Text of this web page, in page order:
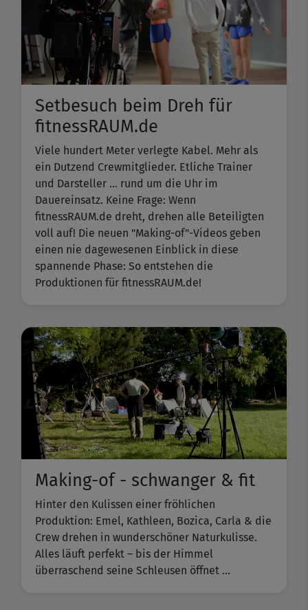
Setbesuch beim Dreh für
fitnessRAUM.de
Viele hundert Meter verlegte Kabel. Mehr als
ein Dutzend Crewmitglieder. Etliche Trainer
und Darsteller ... rund um die Uhr im
Dauereinsatz. Keine Frage: Wenn
fitnessRAUM.de dreht, drehen alle Beteiligten
voll auf! Die neuen "Making-of"-Videos geben
einen nie dagewesenen Einblick in diese
spannende Phase: So entstehen die
Produktionen für fitnessRAUM.de!
Making-of - schwanger & fit
Hinter den Kulissen einer fröhlichen
Produktion: Emel, Kathleen, Bozica, Carla & die
Crew drehen in wunderschöner Naturkulisse.
Alles läuft perfekt – bis der Himmel
überraschend seine Schleusen öffnet ...